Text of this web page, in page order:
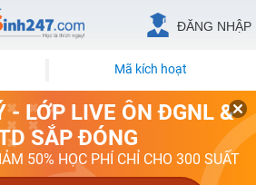
ĐĂNG NHẬP
Mã kích hoạt
- LỚP LIVE ÔN ĐGNL &
SẮP ĐÓNG
50% HỌC PHÍ CHỈ CHO 300 SUẤT